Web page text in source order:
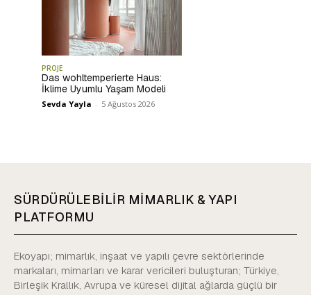
PROJE
Das wohltemperierte Haus:
İklime Uyumlu Yaşam Modeli
Sevda Yayla - 5 Ağustos 2026
SÜRDÜRÜLEBİLİR MİMARLIK & YAPI
PLATFORMU
Ekoyapı; mimarlık, inşaat ve yapılı çevre sektörlerinde
markaları, mimarları ve karar vericileri buluşturan; Türkiye,
Birleşik Krallık, Avrupa ve küresel dijital ağlarda güçlü bir